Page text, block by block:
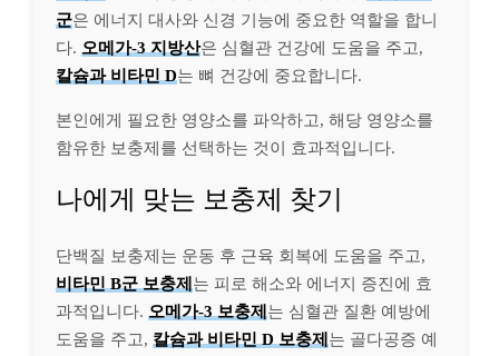
군은 에너지 대사와 신경 기능에 중요한 역할을 합니
다. 오메가-3 지방산은 심혈관 건강에 도움을 주고,
칼슘과 비타민 D는 뼈 건강에 중요합니다.
본인에게 필요한 영양소를 파악하고, 해당 영양소를
함유한 보충제를 선택하는 것이 효과적입니다.
나에게 맞는 보충제 찾기
단백질 보충제는 운동 후 근육 회복에 도움을 주고,
비타민 B군 보충제 는 피로 해소와 에너지 증진에 효
과적입니다. 오메가-3 보충제 는 심혈관 질환 예방에
도움을 주고, 칼슘과 비타민 D 보충제 는 골다공증 예